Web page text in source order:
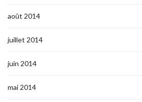
août 2014
juillet 2014
juin 2014
mai 2014